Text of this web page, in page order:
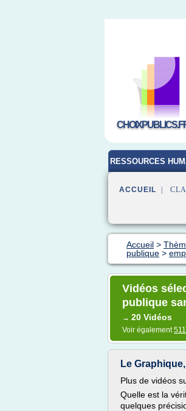
RESSOURCES
ACCUEIL |
Accueil >
publique >
Vidéos
publique
→ 20 Vidéos
Voir également
Le
Plus de vidéos
Quelle est la
quelques